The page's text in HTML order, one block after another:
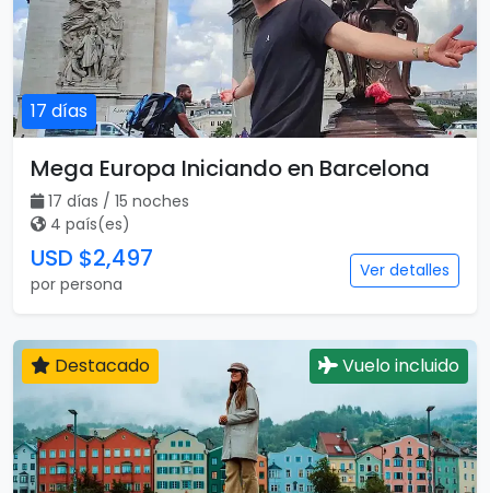
17 días
Mega Europa Iniciando en Barcelona
17 días / 15 noches
4 país(es)
USD $2,497
por persona
Ver detalles
Destacado Vuelo incluido